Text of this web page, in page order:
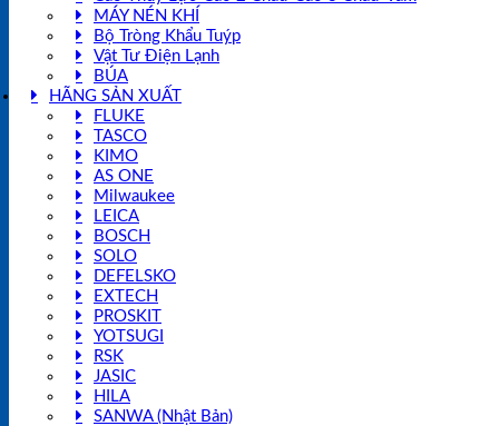
MÁY NÉN KHÍ
Bộ Tròng Khẩu Tuýp
Vật Tư Điện Lạnh
BÚA
HÃNG SẢN XUẤT
FLUKE
TASCO
KIMO
AS ONE
Milwaukee
LEICA
BOSCH
SOLO
DEFELSKO
EXTECH
PROSKIT
YOTSUGI
RSK
JASIC
HILA
SANWA (Nhật Bản)